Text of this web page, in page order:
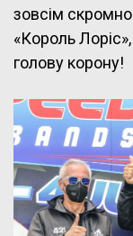
зовсім
«Король
голову корону!